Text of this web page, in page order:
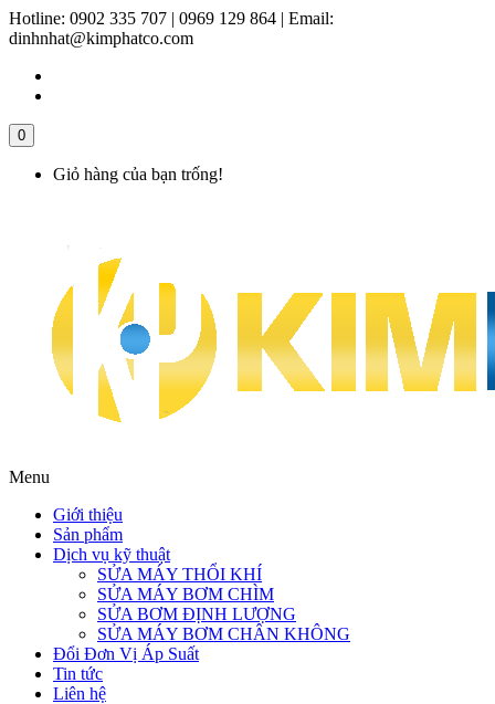
Hotline: 0902 335 707 | 0969 129 864 | Email:
dinhnhat@kimphatco.com
0
Giỏ hàng của bạn trống!
Menu
Giới thiệu
Sản phẩm
Dịch vụ kỹ thuật
SỬA MÁY THỔI KHÍ
SỬA MÁY BƠM CHÌM
SỬA BƠM ĐỊNH LƯỢNG
SỬA MÁY BƠM CHÂN KHÔNG
Đổi Đơn Vị Áp Suất
Tin tức
Liên hệ